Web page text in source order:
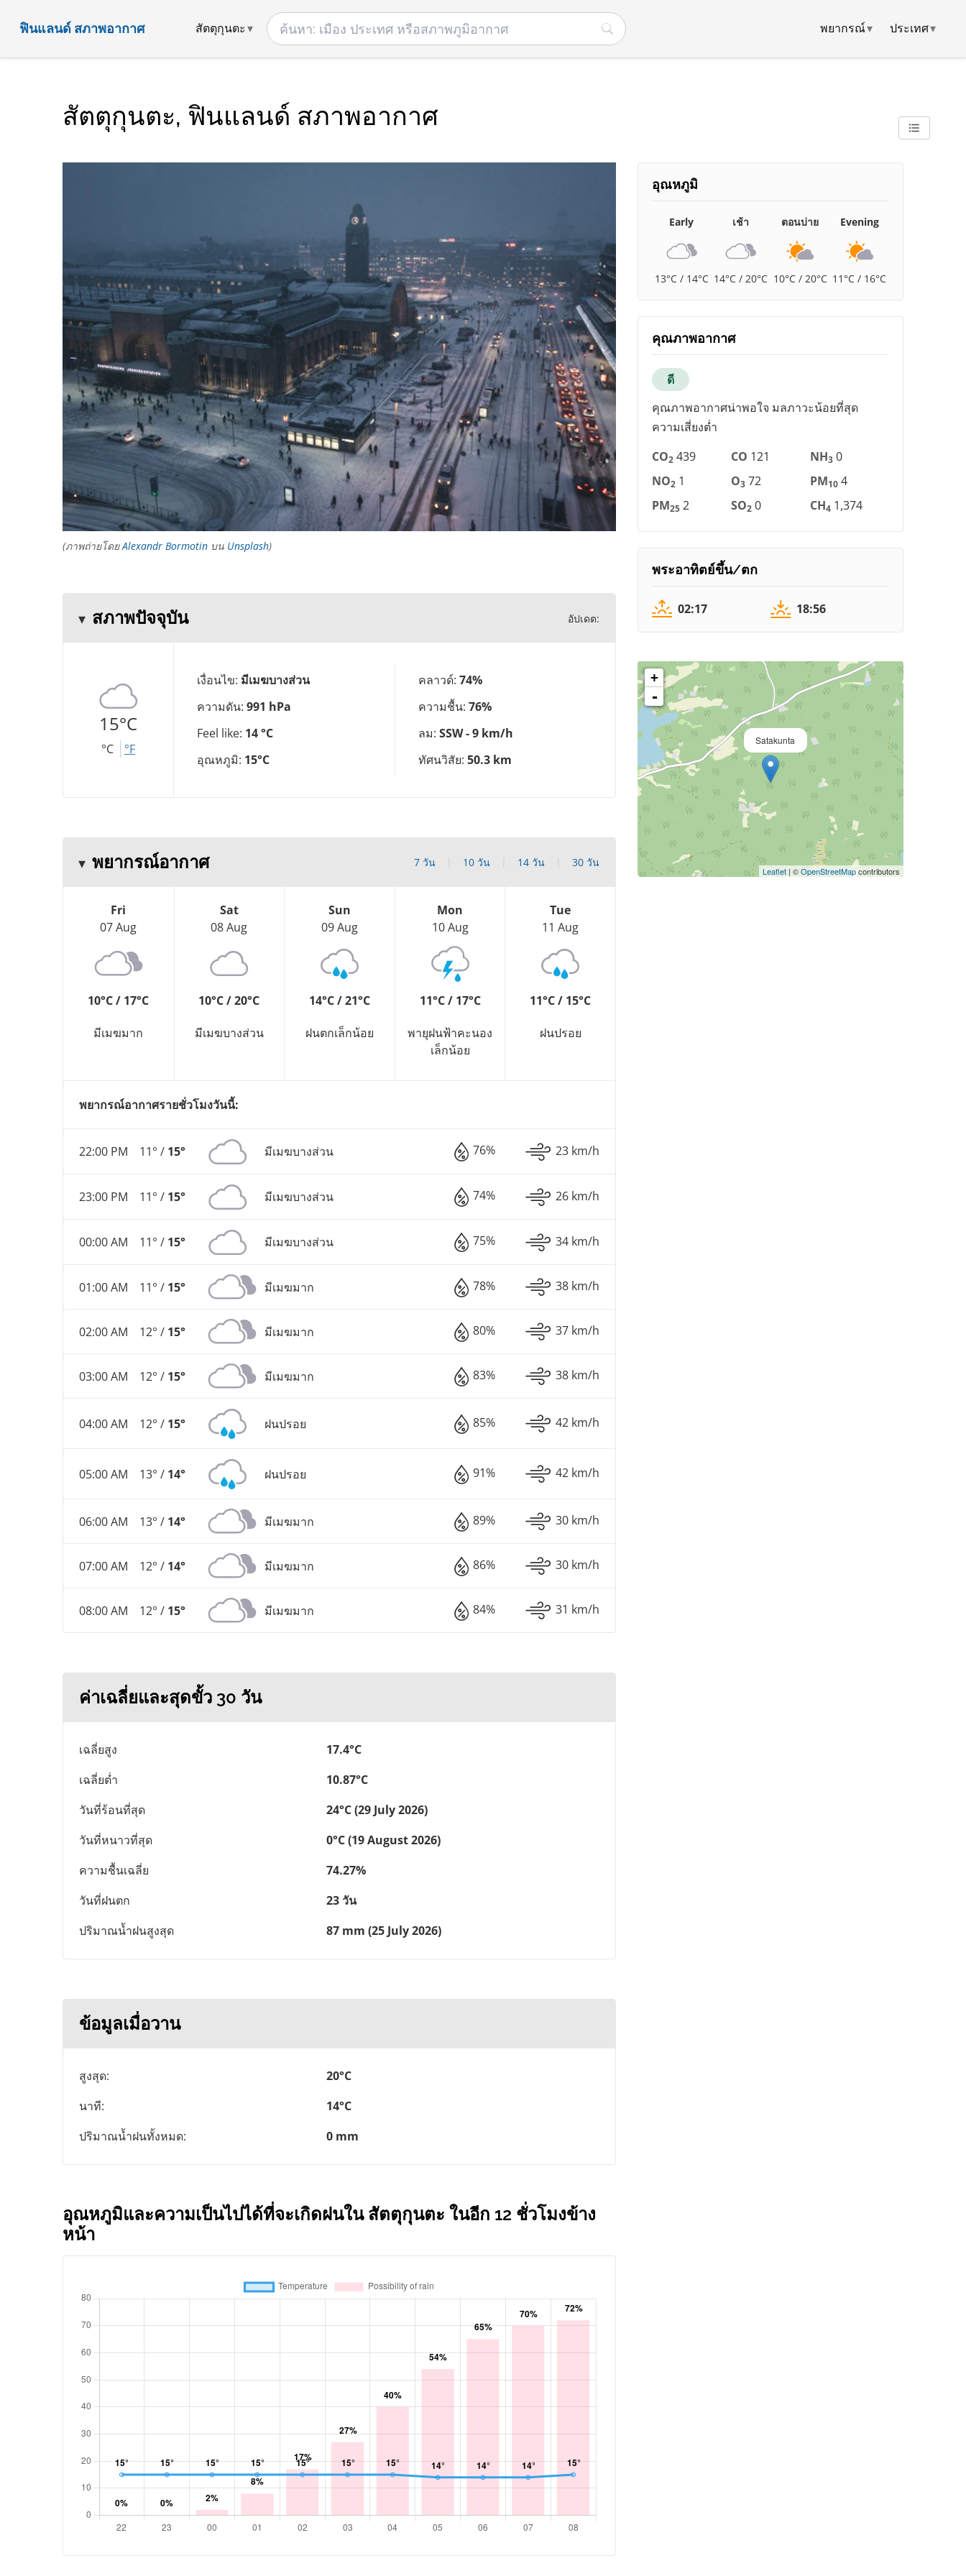
ฟินแลนด์ สภาพอากาศ สัตตุกุนตะ พยากรณ์▾ ประเทศ▾
สัตตุกุนตะ, ฟินแลนด์ สภาพอากาศ
(ภาพถ่ายโดยAlexandr Bormotin บน Unsplash)
สภาพปัจจุบัน อัปเดต:
15°C
°C °F
เงื่อนไข: มีเมฆบางส่วน
ความดัน: 991 hPa
Feel like: 14 °C
อุณหภูมิ: 15°C
คลาวด์: 74%
ความชื้น: 76%
ลม: SSW - 9 km/h
ทัศนวิสัย: 50.3 km
พยากรณ์อากาศ 7 วัน 10 วัน 14 วัน 30 วัน
Fri
07 Aug
10°C / 17°C
มีเมฆมาก
Sat
08 Aug
10°C / 20°C
มีเมฆบางส่วน
Sun
09 Aug
14°C / 21°C
ฝนตกเล็กน้อย
Mon
10 Aug
11°C / 17°C
พายุฝนฟ้าคะนอง
เล็กน้อย
Tue
11 Aug
11°C / 15°C
ฝนปรอย
พยากรณ์อากาศรายชั่วโมงวันนี้:
22:00 PM 11° / 15° มีเมฆบางส่วน 76% 23 km/h
23:00 PM 11° / 15° มีเมฆบางส่วน 74% 26 km/h
00:00 AM 11° / 15° มีเมฆบางส่วน 75% 34 km/h
01:00 AM 11° / 15° มีเมฆมาก 78% 38 km/h
02:00 AM 12° / 15° มีเมฆมาก 80% 37 km/h
03:00 AM 12° / 15° มีเมฆมาก 83% 38 km/h
04:00 AM 12° / 15° ฝนปรอย 85% 42 km/h
05:00 AM 13° / 14° ฝนปรอย 91% 42 km/h
06:00 AM 13° / 14° มีเมฆมาก 89% 30 km/h
07:00 AM 12° / 14° มีเมฆมาก 86% 30 km/h
08:00 AM 12° / 15° มีเมฆมาก 84% 31 km/h
ค่าเฉลี่ยและสุดขั้ว 30 วัน
เฉลี่ยสูง
17.4°C
เฉลี่ยต่ำ
10.87°C
วันที่ร้อนที่สุด
24°C (29 July 2026)
วันที่หนาวที่สุด
0°C (19 August 2026)
ความชื้นเฉลี่ย
74.27%
วันที่ฝนตก
23 วัน
ปริมาณน้ำฝนสูงสุด
87 mm (25 July 2026)
ข้อมูลเมื่อวาน
สูงสุด:
20°C
นาที:
14°C
ปริมาณน้ำฝนทั้งหมด:
0 mm
อุณหภูมิและความเป็นไปได้ที่จะเกิดฝนใน สัตตุกุนตะ ในอีก 12 ชั่วโมงข้าง
หน้า
อุณหภูมิ
Early
13°C / 14°C
เช้า
14°C / 20°C
ตอนบ่าย
10°C / 20°C
Evening
11°C / 16°C
คุณภาพอากาศ
ดี
คุณภาพอากาศน่าพอใจ มลภาวะน้อยที่สุด
ความเสี่ยงต่ำ
CO2 439 CO 121 NH3 0
NO2 1 O3 72 PM10 4
PM25 2 SO2 0 CH4 1,374
พระอาทิตย์ขึ้น/ตก
02:17 18:56
Satakunta
+
-
Leaflet | ©OpenStreetMapcontributors